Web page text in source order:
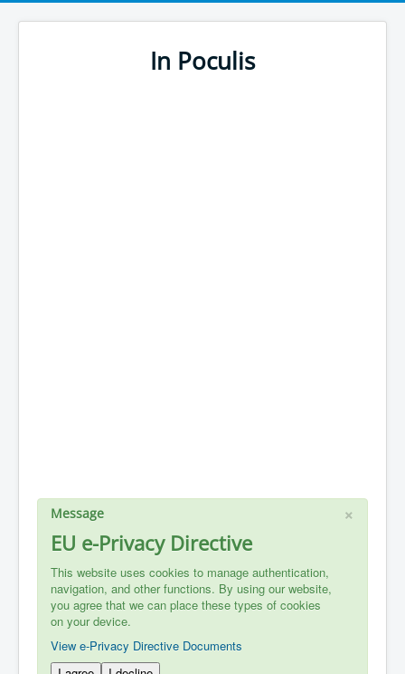
In Poculis
×
Message
EU e-Privacy Directive
This website uses cookies to manage authentication,
navigation, and other functions. By using our website,
you agree that we can place these types of cookies
on your device.
View e-Privacy Directive Documents